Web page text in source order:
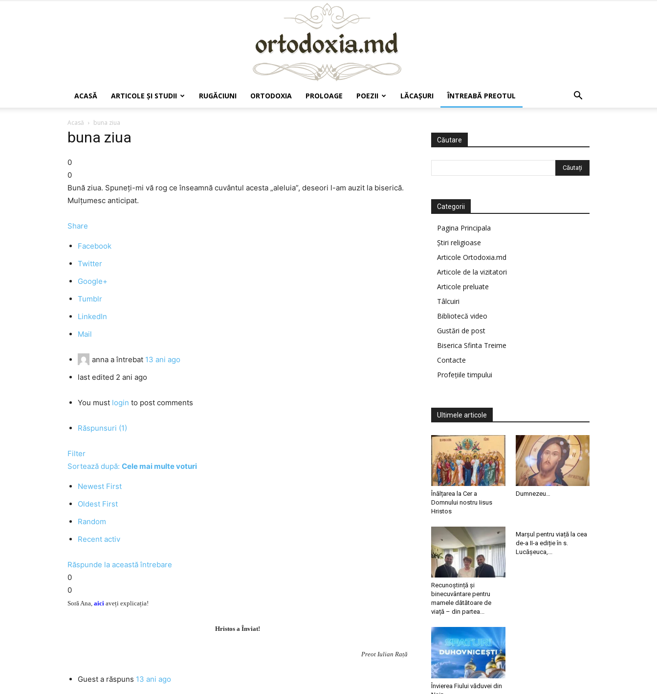
ACASĂ ARTICOLE ŞI STUDII RUGĂCIUNI ORTODOXIA PROLOAGE POEZII LĂCAŞURI ÎNTREABĂ PREOTUL
Acasă buna ziua
buna ziua
0
0
Bună ziua. Spuneţi-mi vă rog ce înseamnă cuvântul acesta „aleluia”, deseori l-am auzit la biserică.
Mulţumesc anticipat.
Share
Facebook
Twitter
Google+
Tumblr
LinkedIn
Mail
anna a întrebat 13 ani ago
last edited 2 ani ago
You must login to post comments
Răspunsuri (1)
Filter
Sortează după: Cele mai multe voturi
Newest First
Oldest First
Random
Recent activ
Răspunde la această întrebare
0
0
Soră Ana, aici aveți explicația!
Hristos a Înviat!
Preot Iulian Rață
Guest a răspuns 13 ani ago
Căutare
Categorii
Pagina Principala
Știri religioase
Articole Ortodoxia.md
Articole de la vizitatori
Articole preluate
Tâlcuiri
Bibliotecă video
Gustări de post
Biserica Sfinta Treime
Contacte
Profețiile timpului
Ultimele articole
Înălțarea la Cer a
Domnului nostru Iisus
Hristos
Dumnezeu…
Recunoștință și
binecuvântare pentru
mamele dătătoare de
viață – din partea...
Marșul pentru viață la cea
de-a II-a ediție în s.
Lucășeuca,...
Învierea Fiului văduvei din